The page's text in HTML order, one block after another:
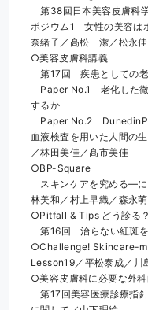
第38回日本美容皮膚科
ポジウム1　女性の美容は
奈緒子／髙松　潔／松永
○美容皮膚科講義
第17回　疾患としての
Paper No.1　老化した
するか
Paper No.2　
血液検査を用いた人間の
／林田美佳／髙市美佳
○BP-Square
スキンケアを究める―
林美和／村上早織／森永
○Pitfall & Tips どう診る
第16回　治らない紅斑
○Challenge! Skincare-
Lesson19／平松泰成／川
○美容皮膚科に必要な外
第17回美容医療診療指